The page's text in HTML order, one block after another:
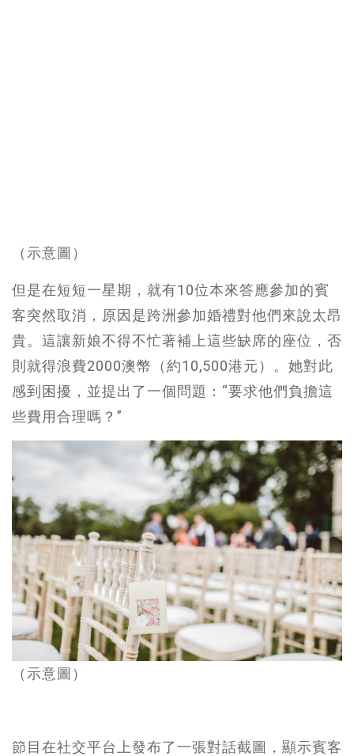
（示意圖）
但是在短短一星期，就有10位本來答應參加的賓
客突然取消，原因是跨洲參加婚禮對他們來說太昂
貴。這讓新娘不得不忙著補上這些缺席的座位，否
則就得浪費2000澳幣（約10,500港元）。她對此
感到困擾，並提出了一個問題：“要求他們負擔這
些費用合理嗎？”
（示意圖）
節目在社交平台上發布了一張對話截圖，顯示賓客